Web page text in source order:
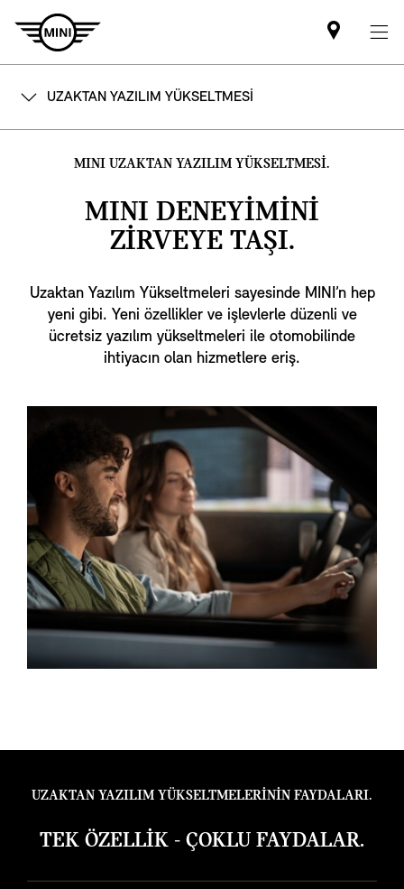
Mini
dealer
UZAKTAN YAZILIM YÜKSELTMESİ
MINI UZAKTAN YAZILIM YÜKSELTMESİ.
MINI DENEYİMİNİ
ZİRVEYE TAŞI.
Uzaktan Yazılım Yükseltmeleri sayesinde MINI’n hep
yeni gibi. Yeni özellikler ve işlevlerle düzenli ve
ücretsiz yazılım yükseltmeleri ile otomobilinde
ihtiyacın olan hizmetlere eriş.
UZAKTAN YAZILIM YÜKSELTMELERİNİN FAYDALARI.
TEK ÖZELLIK - ÇOKLU FAYDALAR.